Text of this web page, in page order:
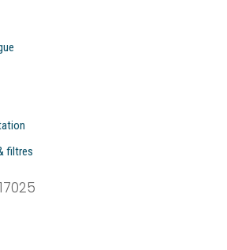
filtres